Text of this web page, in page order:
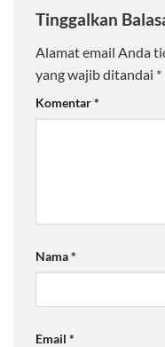
Tinggalkan
Alamat email Anda
yang wajib ditandai *
Komentar*
Nama*
Email *